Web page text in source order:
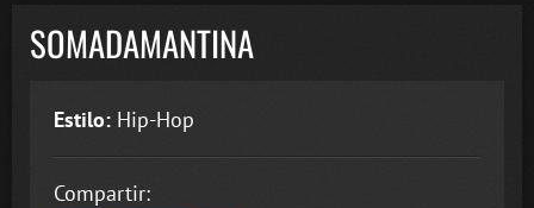
SOMADAMANTINA
Estilo: Hip-Hop
Compartir: